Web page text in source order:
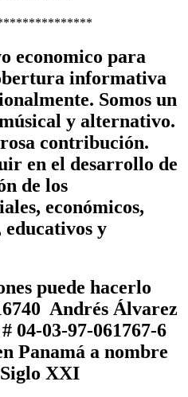
economico para
informativa
Somos un
y alternativo.
contribución.
en el desarrollo de
de los
económicos,
y
puede hacerlo
Andrés Álvarez
04-03-97-061767-6
Panamá a nombre
XXI